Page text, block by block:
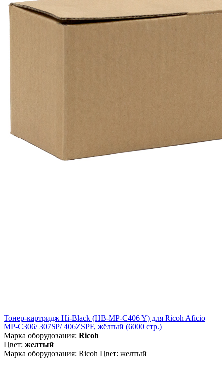
Тонер-картридж Hi-Black (HB-MP-C406 Y) для Ricoh Aficio
MP-C306/ 307SP/ 406ZSPF, жёлтый (6000 стр.)
Марка оборудования: Ricoh
Цвет: желтый
Марка оборудования: Ricoh Цвет: желтый